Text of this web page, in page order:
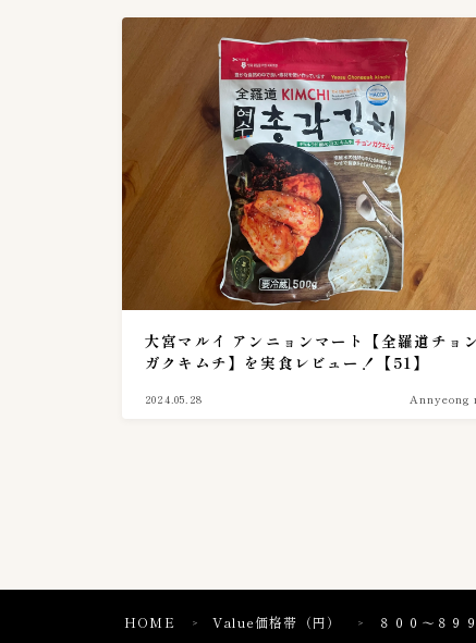
大宮マルイ アンニョンマート【全羅道チョン
ガクキムチ】を実食レビュー！【51】
2024.05.28 Annyeong
HOME ＞ Value価格帯（円） ＞ ８００〜８９